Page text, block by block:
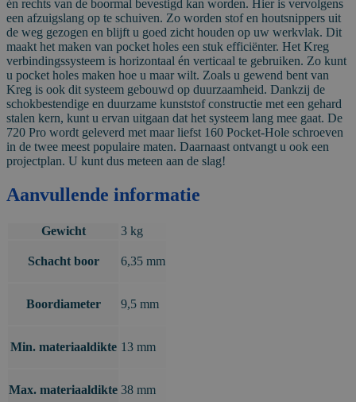
én rechts van de boormal bevestigd kan worden. Hier is vervolgens
een afzuigslang op te schuiven. Zo worden stof en houtsnippers uit
de weg gezogen en blijft u goed zicht houden op uw werkvlak. Dit
maakt het maken van pocket holes een stuk efficiënter. Het Kreg
verbindingssysteem is horizontaal én verticaal te gebruiken. Zo kunt
u pocket holes maken hoe u maar wilt. Zoals u gewend bent van
Kreg is ook dit systeem gebouwd op duurzaamheid. Dankzij de
schokbestendige en duurzame kunststof constructie met een gehard
stalen kern, kunt u ervan uitgaan dat het systeem lang mee gaat. De
720 Pro wordt geleverd met maar liefst 160 Pocket-Hole schroeven
in de twee meest populaire maten. Daarnaast ontvangt u ook een
projectplan. U kunt dus meteen aan de slag!
Aanvullende informatie
Gewicht 3 kg
Schacht boor 6,35 mm
Boordiameter 9,5 mm
Min. materiaaldikte 13 mm
Max. materiaaldikte 38 mm